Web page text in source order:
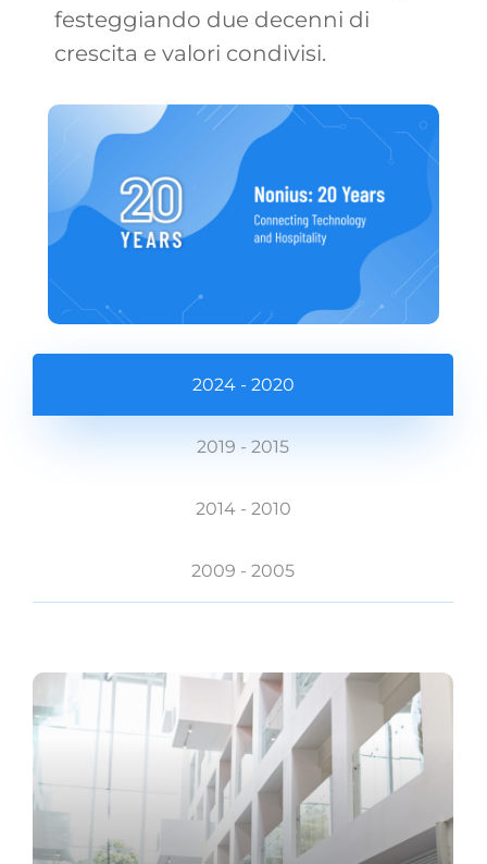
festeggiando due decenni di
crescita e valori condivisi.
2024 - 2020
2019 - 2015
2014 - 2010
2009 - 2005